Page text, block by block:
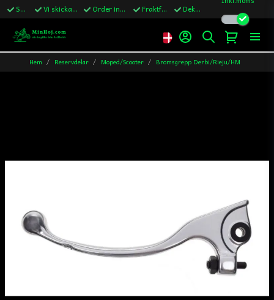
Snabba leveranser Vi skickar till Sverige,Danmark & Finland Order innan kl.13 skickas samma vardag Fraktfritt över 1200kr till Sverige Dekaler ingår i alla ordrar
Hem Reservdelar Moped/Scooter Bromsgrepp Derbi/Rieju/HM